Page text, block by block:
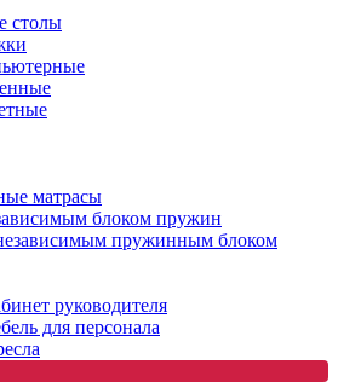
столы
матрасы
блоком пружин
пружинным блоком
руководителя
для персонала